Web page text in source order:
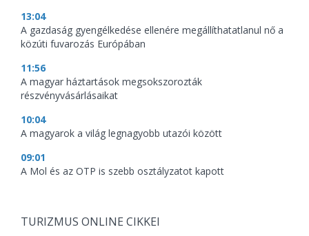
13:04
A gazdaság gyengélkedése ellenére megállíthatatlanul nő a
közúti fuvarozás Európában
11:56
A magyar háztartások megsokszorozták
részvényvásárlásaikat
10:04
A magyarok a világ legnagyobb utazói között
09:01
A Mol és az OTP is szebb osztályzatot kapott
TURIZMUS ONLINE CIKKEI